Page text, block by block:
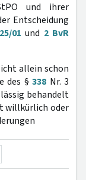
und ihrer
Entscheidung
01 und 2 BvR
allein schon
des §338 Nr. 3
behandelt
willkürlich oder